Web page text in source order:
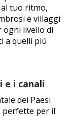
tuo ritmo,
e villaggi
ogni livello di
a quelli più
e i canali
dei Paesi
perfette per il